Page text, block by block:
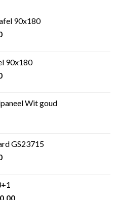
90x180
Huidige
€ 275,00.
90x180
Huidige
€ 275,00.Wit goud
GS23715
Huidige
€ 599,00.
Huidige